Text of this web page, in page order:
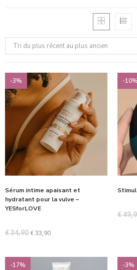
Tri du plus récent au plus ancien
-3%
Sérum intime apaisant et
hydratant pour la vulve –
YESforLOVE
€34,90 € 33,90
-10%
€
-17% -3%